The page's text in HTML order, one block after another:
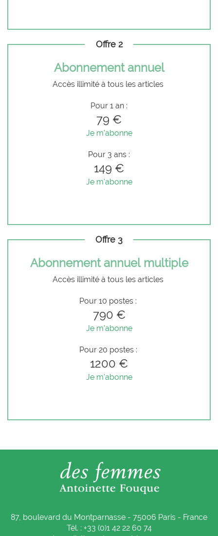
Offre 2
Abonnement annuel
Accès illimité à tous les articles
Pour 1 an :
79 €
Je m'abonne
Pour 3 ans :
149 €
Je m'abonne
Offre 3
Abonnement annuel multiple
Accès illimité à tous les articles
Pour 10 postes :
790 €
Je m'abonne
Pour 20 postes :
1200 €
Je m'abonne
87, boulevard du Montparnasse - 75006 Paris - France
Tél. : +33 (0)1 42 22 60 74